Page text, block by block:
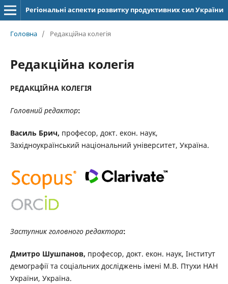
Регіональні аспекти розвитку продуктивних сил України
Головна / Редакційна колегія
Редакційна колегія
РЕДАКЦІЙНА КОЛЕГІЯ
Головний редактор:
Василь Брич, професор, докт. екон. наук,
Західноукраїнський національний університет, Україна.
Заступник головного редактора:
Дмитро Шушпанов, професор, докт. екон. наук, Інститут
демографії та соціальних досліджень імені М.В. Птухи НАН
України, Україна.